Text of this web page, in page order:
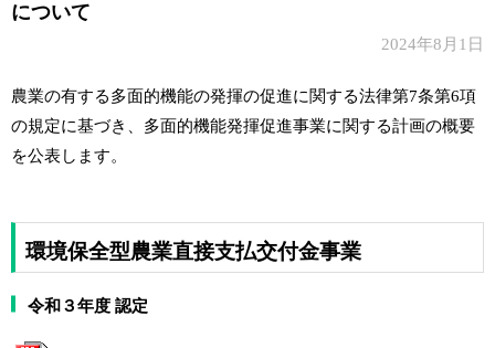
について
2024年8月1日
農業の有する多面的機能の発揮の促進に関する法律第7条第6項
の規定に基づき、多面的機能発揮促進事業に関する計画の概要
を公表します。
環境保全型農業直接支払交付金事業
令和３年度 認定